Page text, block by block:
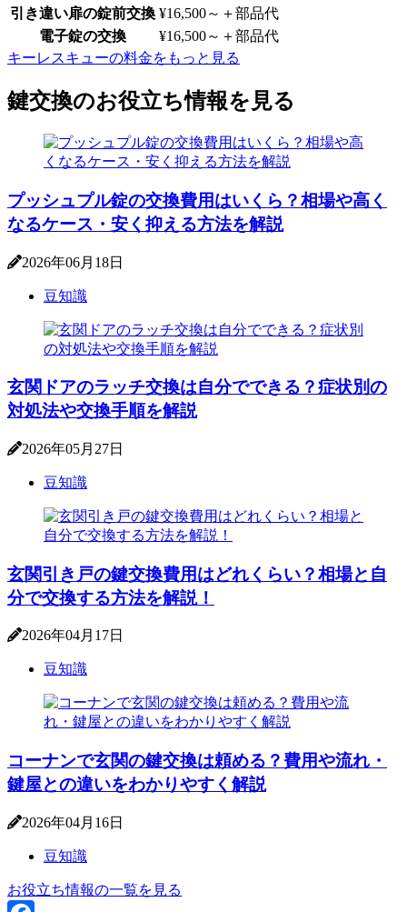
引き違い扉の錠前交換 ¥16,500～ ＋部品代
電子錠の交換
¥16,500～ ＋部品代
キーレスキューの料金をもっと見る
鍵交換のお役立ち情報を見る
プッシュプル錠の交換費用はいくら？相場や高く
なるケース・安く抑える方法を解説
2026年06月18日
豆知識
玄関ドアのラッチ交換は自分でできる？症状別の
対処法や交換手順を解説
2026年05月27日
豆知識
玄関引き戸の鍵交換費用はどれくらい？相場と自
分で交換する方法を解説！
2026年04月17日
豆知識
コーナンで玄関の鍵交換は頼める？費用や流れ・
鍵屋との違いをわかりやすく解説
2026年04月16日
豆知識
お役立ち情報の一覧を見る